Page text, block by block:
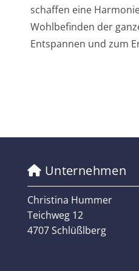
schaffen eine
Wohlbefinden der
Entspannen und zum
 Unternehmen
Christina Hummer
Teichweg 12
4707 Schlüßlberg